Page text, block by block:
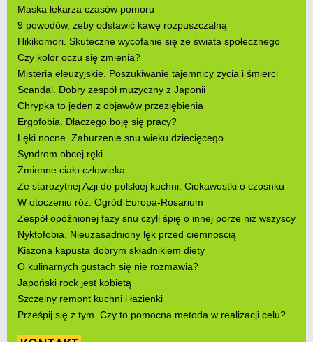
Maska lekarza czasów pomoru
9 powodów, żeby odstawić kawę rozpuszczalną
Hikikomori. Skuteczne wycofanie się ze świata społecznego
Czy kolor oczu się zmienia?
Misteria eleuzyjskie. Poszukiwanie tajemnicy życia i śmierci
Scandal. Dobry zespół muzyczny z Japonii
Chrypka to jeden z objawów przeziębienia
Ergofobia. Dlaczego boję się pracy?
Lęki nocne. Zaburzenie snu wieku dziecięcego
Syndrom obcej ręki
Zmienne ciało człowieka
Ze starożytnej Azji do polskiej kuchni. Ciekawostki o czosnku
W otoczeniu róż. Ogród Europa-Rosarium
Zespół opóźnionej fazy snu czyli śpię o innej porze niż wszyscy
Nyktofobia. Nieuzasadniony lęk przed ciemnością
Kiszona kapusta dobrym składnikiem diety
O kulinarnych gustach się nie rozmawia?
Japoński rock jest kobietą
Szczelny remont kuchni i łazienki
Prześpij się z tym. Czy to pomocna metoda w realizacji celu?